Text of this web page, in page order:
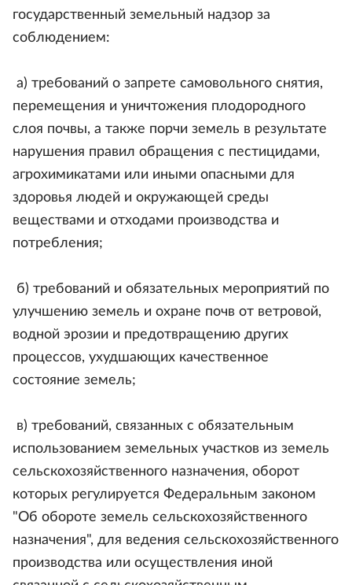
государственный земельный надзор за
соблюдением:
а) требований о запрете самовольного снятия,
перемещения и уничтожения плодородного
слоя почвы, а также порчи земель в результате
нарушения правил обращения с пестицидами,
агрохимикатами или иными опасными для
здоровья людей и окружающей среды
веществами и отходами производства и
потребления;
б) требований и обязательных мероприятий по
улучшению земель и охране почв от ветровой,
водной эрозии и предотвращению других
процессов, ухудшающих качественное
состояние земель;
в) требований, связанных с обязательным
использованием земельных участков из земель
сельскохозяйственного назначения, оборот
которых регулируется Федеральным законом
"Об обороте земель сельскохозяйственного
назначения", для ведения сельскохозяйственного
производства или осуществления иной